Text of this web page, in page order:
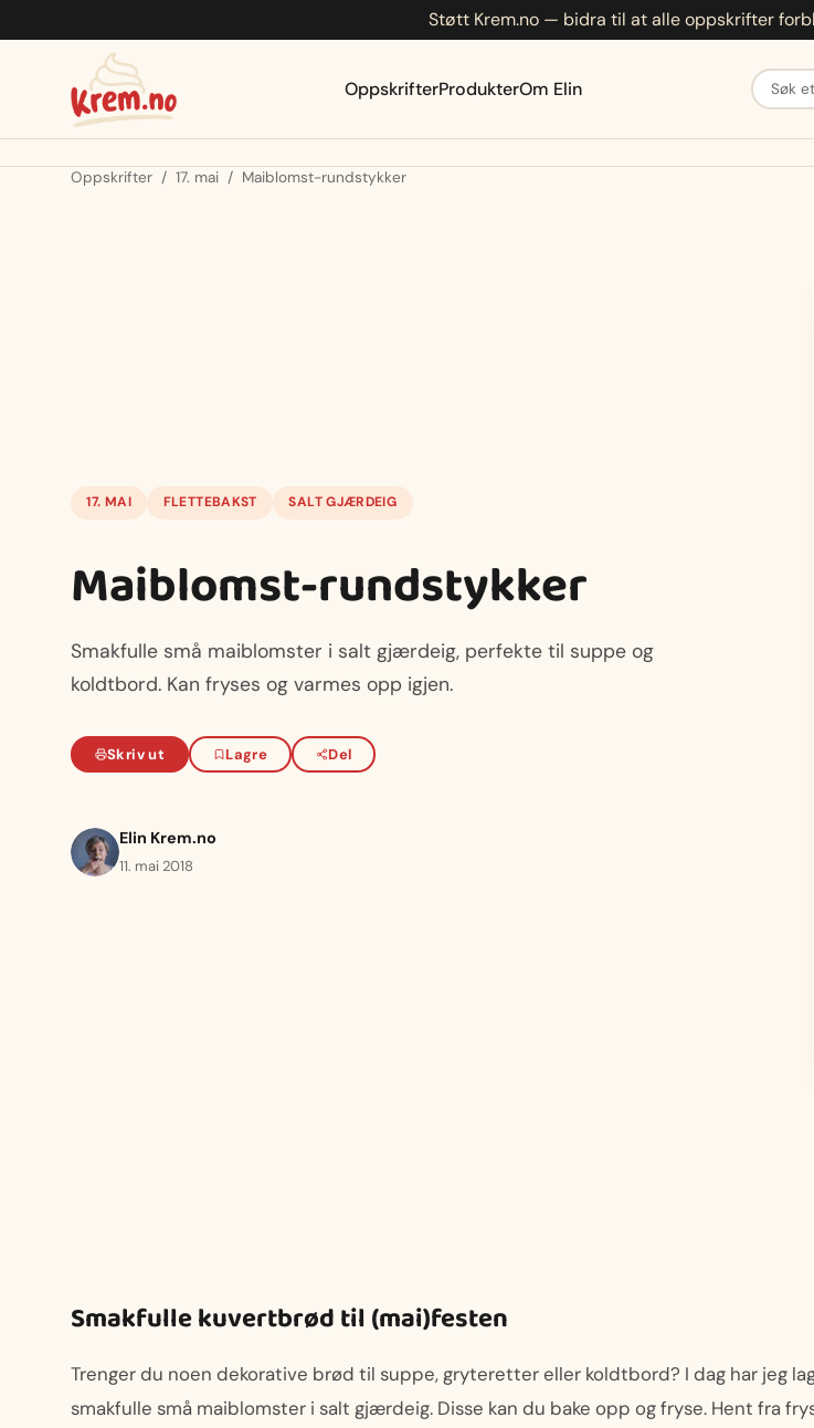
Støtt Krem.no — bidra til at alle oppskrifter
OppskrifterProdukterOm Elin Søk
Oppskrifter / 17. mai / Maiblomst-rundstykker
17. MAI FLETTEBAKST SALT GJÆRDEIG
Maiblomst-rundstykker
Smakfulle små maiblomster i salt gjærdeig, perfekte til suppe og
koldtbord. Kan fryses og varmes opp igjen.
Skriv ut Lagre Del
Elin Krem.no
11. mai 2018
Smakfulle kuvertbrød til (mai)festen
Trenger du noen dekorative brød til suppe, gryteretter eller koldtbord? I dag har jeg
smakfulle små maiblomster i salt gjærdeig. Disse kan du bake opp og fryse. Hent fra